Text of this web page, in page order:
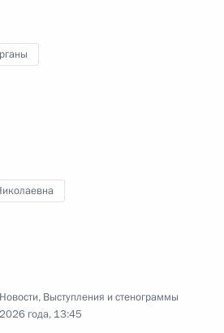
Новости, Выступления и стенограммы
года, 13:45